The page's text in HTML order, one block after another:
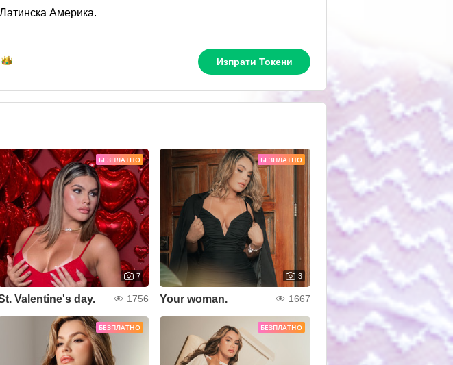
Америка.
Изпрати Токени
БЕЗПЛАТНО
7
Valentine's day. 1756
БЕЗПЛАТНО
3
Your woman. 1667
БЕЗПЛАТНО БЕЗПЛАТНО